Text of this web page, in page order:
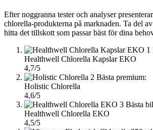
Efter noggranna tester och analyser
chlorella-produkterna på marknaden. Ta del
hitta det tillskott som passar bäst för dina
1
Healthwell Chlorella Kapslar EKO
4,7/5
2 Bästa premium:
Holistic Chlorella
4,6/5
3 Bästa
Healthwell Chlorella EKO
4,5/5